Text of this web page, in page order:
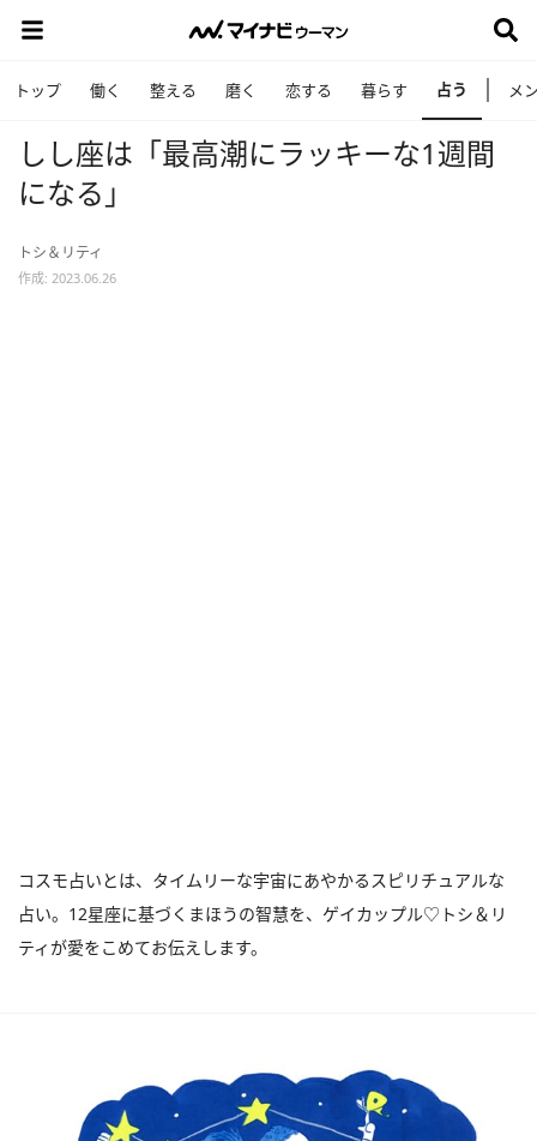
トップ 働く 整える 磨く 恋する 暮らす 占う メ
しし座は「最高潮にラッキーな1週間
になる」
トシ＆リティ
作成: 2023.06.26
コスモ占いとは、タイムリーな宇宙にあやかるスピリチュアルな
占い。12星座に基づくまほうの智慧を、ゲイカップル♡トシ＆リ
ティが愛をこめてお伝えします。